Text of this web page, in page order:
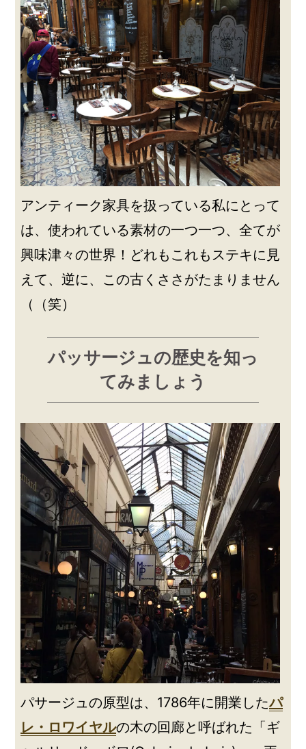
アンティーク家具を扱っている私にとって
は、使われている素材の一つ一つ、全てが
興味津々の世界！どれもこれもステキに見
えて、逆に、この古くささがたまりません
（（笑）
パッサージュの歴史を知っ
てみましょう
パサージュの原型は、1786年に開業したパ
レ・ロワイヤルの木の回廊と呼ばれた「ギ